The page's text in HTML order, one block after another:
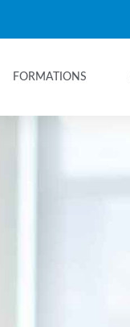
FORMATIONS